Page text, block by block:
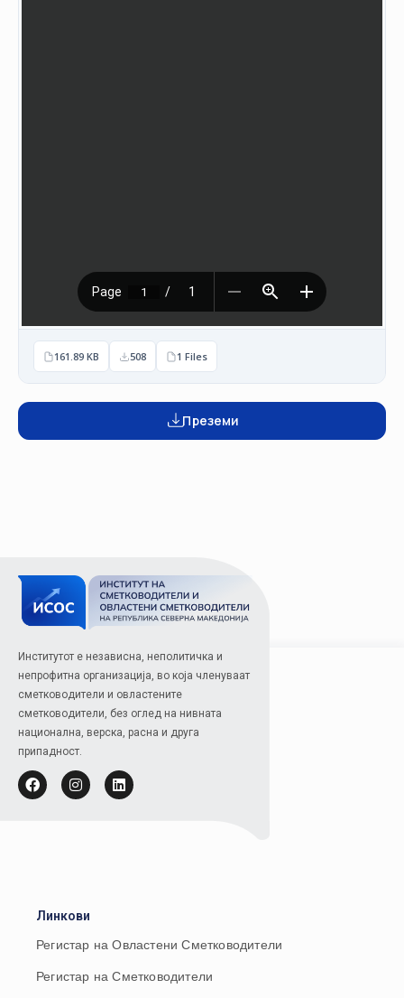
161.89 KB 508 1 Files
Преземи
Институтот е независна, неполитичка и
непрофитна организација, во која членуваат
сметководители и овластените
сметководители, без оглед на нивната
национална, верска, расна и друга
припадност.
Линкови
Регистар на Овластени Сметководители
Регистар на Сметководители